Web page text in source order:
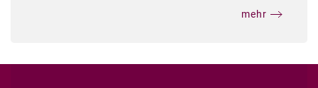
mehr